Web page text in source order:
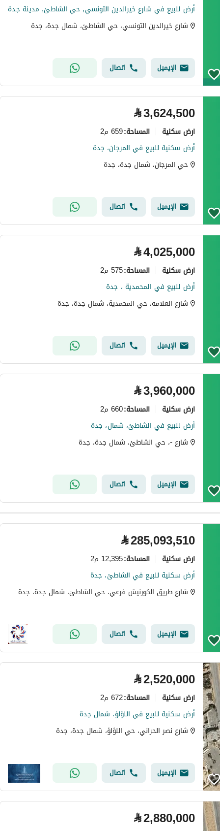
أرض للبيع في شارع خيرالدين التونسي, حي الشاطئ, مدينة جدة
شارع خيرالدين التونسي، حي الشاطئ، شمال جدة، جدة
الإيميل اتصال
⃁3,624,500
ارض سكنية المساحة:659 م2
أرض سكنية للبيع في المرجان، جدة
حي المرجان، شمال جدة، جدة
الإيميل اتصال
⃁4,025,000
ارض سكنية المساحة:575 م2
أرض للبيع في المحمدية ، جدة
شارع العلامه، حي المحمدية، شمال جدة، جدة
الإيميل اتصال
⃁3,960,000
ارض سكنية المساحة:660 م2
أرض للبيع في الشاطئ، شمال، جدة
شارع -، حي الشاطئ، شمال جدة، جدة
الإيميل اتصال
⃁285,093,510
ارض سكنية المساحة:12,395 م2
أرض سكنية للبيع في الشاطئ، جدة
شارع طريق الكورنيش فرعي، حي الشاطئ، شمال جدة، جدة
الإيميل اتصال
⃁2,520,000
ارض سكنية المساحة:672 م2
أرض سكنية للبيع في اللؤلؤ، شمال جدة
شارع نصر الحراني، حي اللؤلؤ، شمال جدة، جدة
الإيميل اتصال
⃁2,880,000